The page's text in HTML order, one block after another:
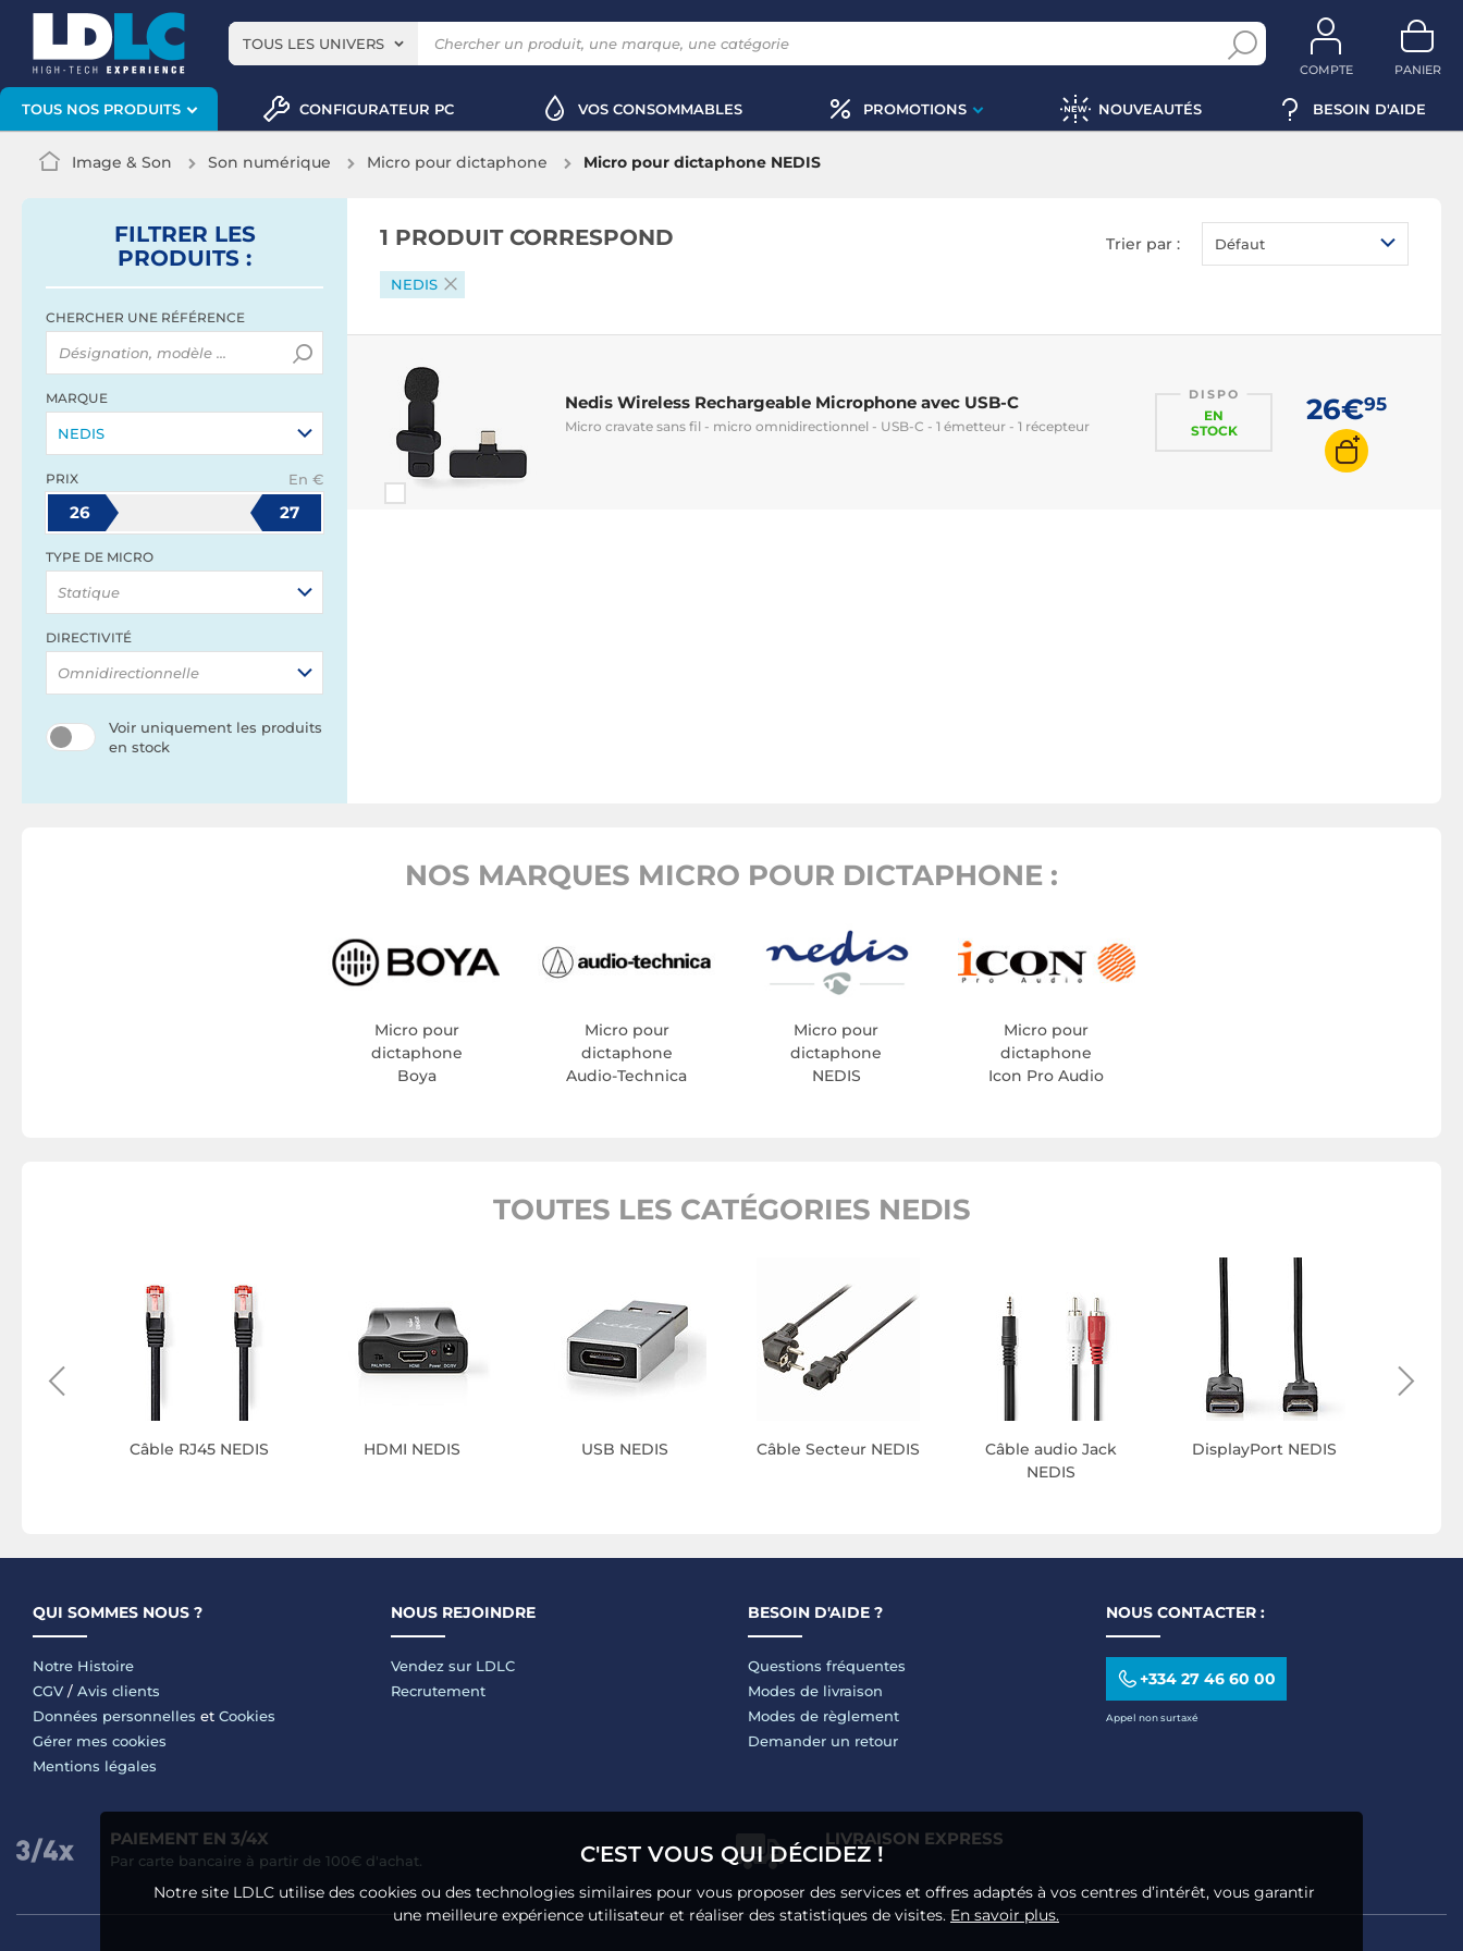
TOUS LES UNIVERS
COMPTE PANIER
TOUS NOS PRODUITS CONFIGURATEUR PC VOS CONSOMMABLES PROMOTIONS NOUVEAUTÉS BESOIN D'AIDE
Image & Son Son numérique Micro pour dictaphone Micro pour dictaphone NEDIS
FILTRER LES
PRODUITS :
CHERCHER UNE RÉFÉRENCE
MARQUE
NEDIS
PRIX En €
26 27
TYPE DE MICRO
Statique
DIRECTIVITÉ
Omnidirectionnelle
Voir uniquement les produits
en stock
1 PRODUIT CORRESPOND Trier par : Défaut
NEDIS
Nedis Wireless Rechargeable Microphone avec USB-C
Micro cravate sans fil - micro omnidirectionnel - USB-C - 1 émetteur - 1 récepteur
DISPO
EN
STOCK
26€95
NOS MARQUES MICRO POUR DICTAPHONE :
Micro pour
dictaphone
Boya
Micro pour
dictaphone
Audio-Technica
Micro pour
dictaphone
NEDIS
Micro pour
dictaphone
Icon Pro Audio
TOUTES LES CATÉGORIES NEDIS
Câble RJ45 NEDIS HDMI NEDIS USB NEDIS Câble Secteur NEDIS
Câble audio Jack
NEDIS
DisplayPort NEDIS
QUI SOMMES NOUS ?
Notre Histoire
CGV / Avis clients
Données personnelles et Cookies
Gérer mes cookies
Mentions légales
NOUS REJOINDRE
Vendez sur LDLC
Recrutement
BESOIN D'AIDE ?
Questions fréquentes
Modes de livraison
Modes de règlement
Demander un retour
NOUS CONTACTER :
+334 27 46 60 00
Appel non surtaxé
PAIEMENT EN 3/4X
Par carte bancaire à partir de 100€ d'achat.
LIVRAISON EXPRESS
C'EST VOUS QUI DÉCIDEZ !
Notre site LDLC utilise des cookies ou des technologies similaires pour vous proposer des services et offres adaptés à vos centres d’intérêt, vous garantir
une meilleure expérience utilisateur et réaliser des statistiques de visites. En savoir plus.